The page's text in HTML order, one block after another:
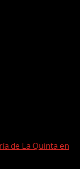
de La Quinta en